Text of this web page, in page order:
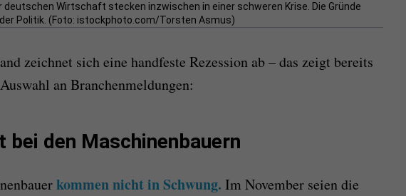
deutschen Wirtschaft stecken inzwischen in einer schweren Krise. Die Gründe
Politik. (Foto: istockphoto.com/Torsten Asmus)
zeichnet sich eine handfeste Rezession ab – das zeigt bereits
an Branchenmeldungen:
bei den Maschinenbauern
kommen nicht in Schwung. Im November seien die